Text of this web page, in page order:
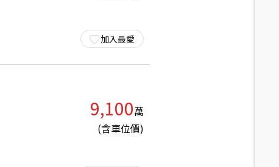
加入最愛
9,100萬
(含車位價)